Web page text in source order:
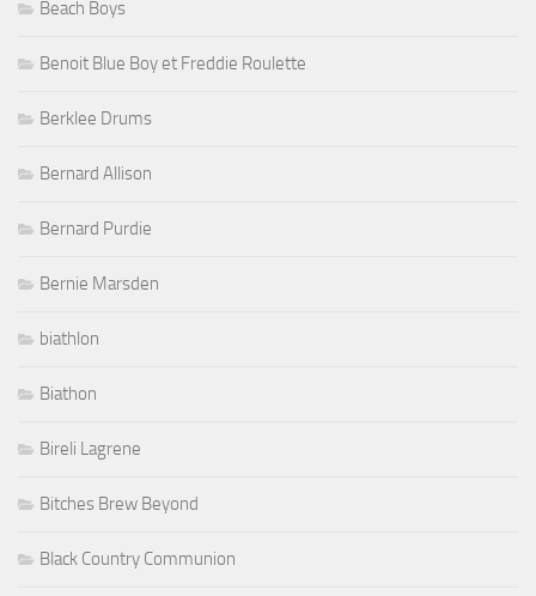
Beach Boys
Benoit Blue Boy et Freddie Roulette
Berklee Drums
Bernard Allison
Bernard Purdie
Bernie Marsden
biathlon
Biathon
Bireli Lagrene
Bitches Brew Beyond
Black Country Communion